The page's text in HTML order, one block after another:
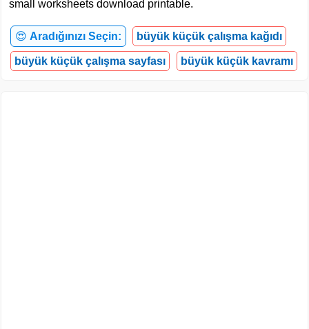
small worksheets download printable.
😍 Aradığınızı Seçin: büyük küçük çalışma kağıdı
büyük küçük çalışma sayfası büyük küçük kavramı